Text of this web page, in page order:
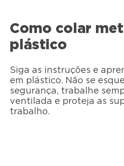
Como colar
plástico
Siga as instruções e
em plástico. Não se
segurança, trabalhe
ventilada e proteja as
trabalho.